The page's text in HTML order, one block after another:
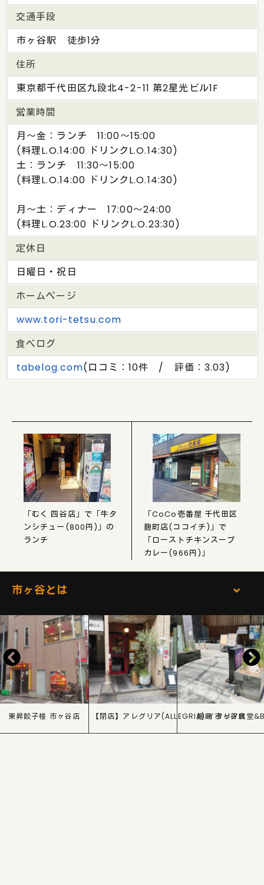
交通手段
市ヶ谷駅 徒歩1分
住所
東京都千代田区九段北4-2-11 第2星光ビル1F
営業時間
月～金：ランチ 11:00～15:00
(料理L.O.14:00 ドリンクL.O.14:30)
土：ランチ 11:30～15:00
(料理L.O.14:00 ドリンクL.O.14:30)
月～土：ディナー 17:00～24:00
(料理L.O.23:00 ドリンクL.O.23:30)
定休日
日曜日・祝日
ホームページ
www.tori-tetsu.com
食べログ
tabelog.com(口コミ：10件 / 評価：3.03)
「むく 四谷店」で「牛タ
ンシチュー(800円)」の
ランチ
「CoCo壱番屋 千代田区
麹町店(ココイチ)」で
「ローストチキンスープ
カレー(966円)」
市ヶ谷とは
東昇餃子楼 市ヶ谷店 【閉店】アレグリア(ALLEGRIA) イタリア食堂
麹蔵 市ヶ谷店